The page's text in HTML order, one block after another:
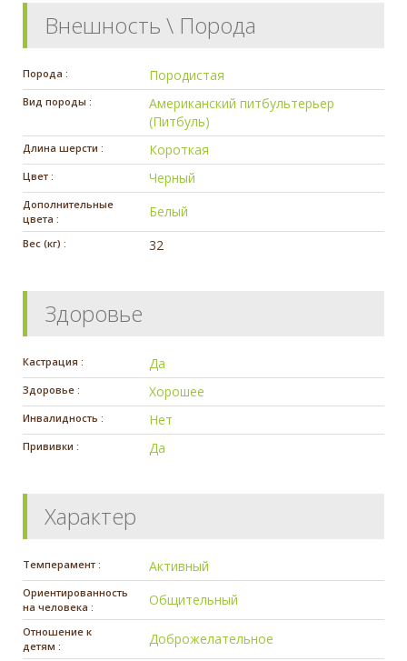
Внешность \ Порода
Порода : Породистая
Вид породы :
Американский питбультерьер
(Питбуль)
Длина шерсти : Короткая
Цвет : Черный
Дополнительные
цвета :
Белый
Вес (кг) : 32
Здоровье
Кастрация : Да
Здоровье : Хорошее
Инвалидность : Нет
Прививки : Да
Характер
Темперамент : Активный
Ориентированность
на человека :
Общительный
Отношение к
детям :
Доброжелательное